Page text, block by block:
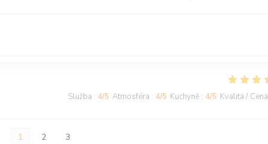
Služba : 4/5 Atmosféra : 4/5 Kuchyně : 4/5 Kvalita / Cena
1 2 3